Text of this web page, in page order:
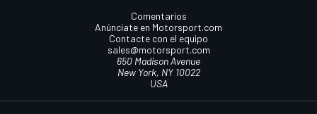
Comentarios
Anúnciate en Motorsport.com
Contacte con el equipo
sales@motorsport.com
650 Madison Avenue
New York, NY 10022
USA